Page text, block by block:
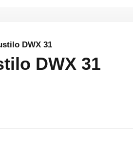
DWX 31
DWX 31